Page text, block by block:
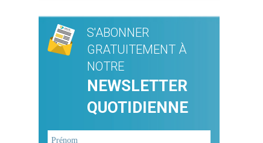
S'ABONNER
GRATUITEMENT À
NOTRE
NEWSLETTER
QUOTIDIENNE